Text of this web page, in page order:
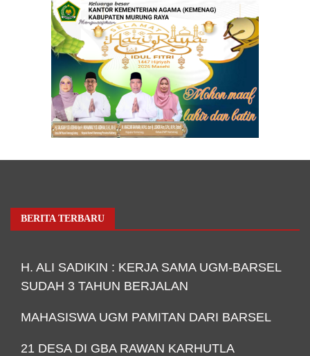
BERITA TERBARU
H. ALI SADIKIN : KERJA SAMA UGM-BARSEL
SUDAH 3 TAHUN BERJALAN
MAHASISWA UGM PAMITAN DARI BARSEL
21 DESA DI GBA RAWAN KARHUTLA